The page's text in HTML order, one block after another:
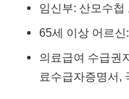
임신부: 산모수첩
65세 이상 어르신
의료급여 수급권
료수급자증명서,